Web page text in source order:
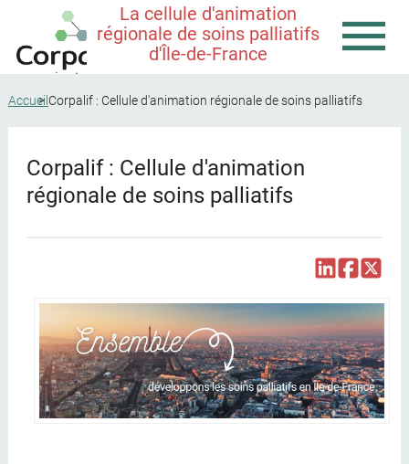
La cellule d'animation
régionale de soins palliatifs
d'Île-de-France
Accueil Corpalif : Cellule d'animation régionale de soins palliatifs
Corpalif : Cellule d'animation
régionale de soins palliatifs